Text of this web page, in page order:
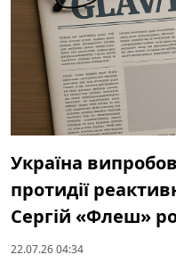
Україна
протидії
Сергій «Флеш»
22.07.26 04:34